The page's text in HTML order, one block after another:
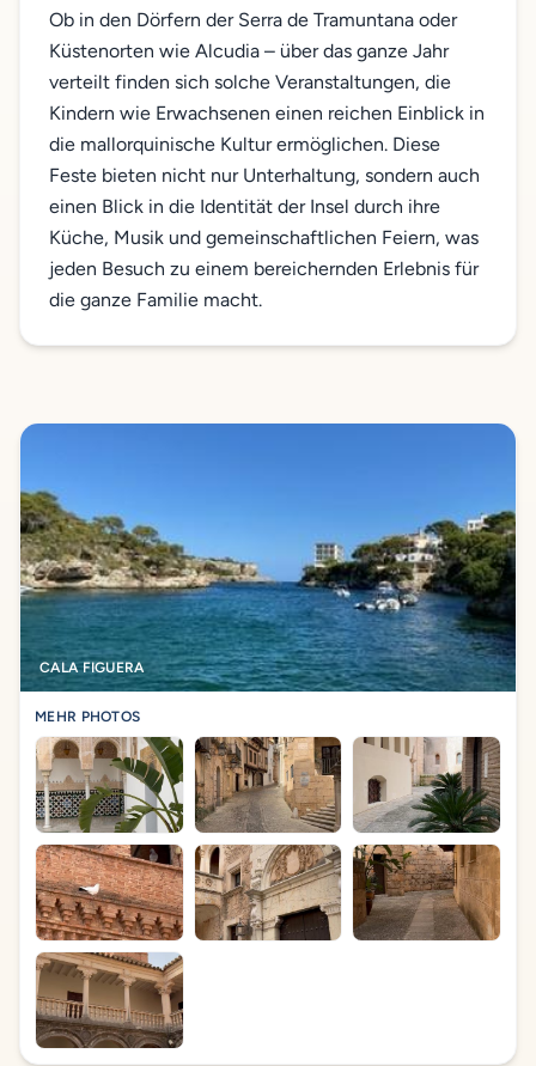
Ob in den Dörfern der Serra de Tramuntana oder
Küstenorten wie Alcudia – über das ganze Jahr
verteilt finden sich solche Veranstaltungen, die
Kindern wie Erwachsenen einen reichen Einblick in
die mallorquinische Kultur ermöglichen. Diese
Feste bieten nicht nur Unterhaltung, sondern auch
einen Blick in die Identität der Insel durch ihre
Küche, Musik und gemeinschaftlichen Feiern, was
jeden Besuch zu einem bereichernden Erlebnis für
die ganze Familie macht.
CALA FIGUERA
MEHR PHOTOS